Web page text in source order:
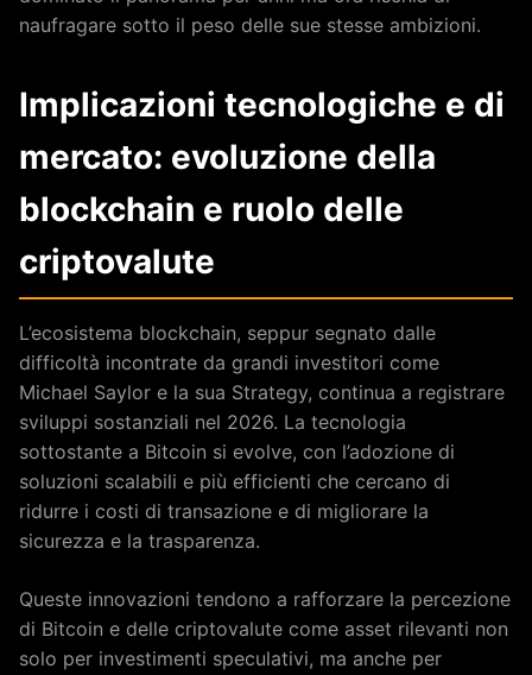
naufragare sotto il peso delle sue stesse ambizioni.
Implicazioni tecnologiche e di
mercato: evoluzione della
blockchain e ruolo delle
criptovalute
L’ecosistema blockchain, seppur segnato dalle
difficoltà incontrate da grandi investitori come
Michael Saylor e la sua Strategy, continua a registrare
sviluppi sostanziali nel 2026. La tecnologia
sottostante a Bitcoin si evolve, con l’adozione di
soluzioni scalabili e più efficienti che cercano di
ridurre i costi di transazione e di migliorare la
sicurezza e la trasparenza.
Queste innovazioni tendono a rafforzare la percezione
di Bitcoin e delle criptovalute come asset rilevanti non
solo per investimenti speculativi, ma anche per